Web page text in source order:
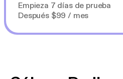
Empieza 7 días de prueba
Después $99 / mes